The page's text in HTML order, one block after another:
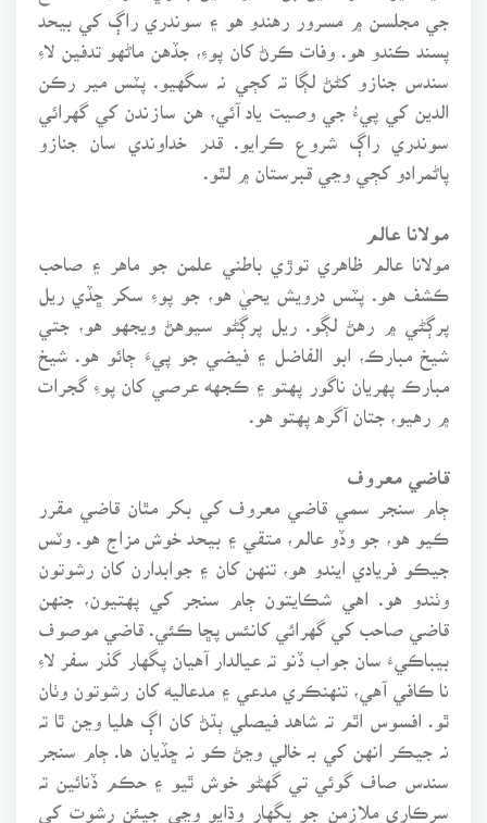
جي مجلسن ۾ مسرور رهندو هو ۽ سوندري راڳ کي بيحد
پسند ڪندو هو. وفات ڪرڻ کان پوءِ، جڏهن ماڻهو تدفين لاءِ
سندس جنازو کڻڻ لڳا تہ کڄي نہ سگهيو. پٽس مير رڪن
الدين کي پيءُ جي وصيت ياد آئي، هن سازندن کي گهرائي
سوندري راڳ شروع ڪرايو. قدر خداوندي سان جنازو
پاڻمرادو کڄي وڃي قبرستان ۾ لٿو.
مولانا عالم
مولانا عالم ظاهري توڙي باطني علمن جو ماهر ۽ صاحب
ڪشف هو. پٽس درويش يحيٰ هو، جو پوءِ سکر ڇڏي ريل
پرڳڻي ۾ رهڻ لڳو. ريل پرڳڻو سيوهڻ ويجهو هو، جتي
شيخ مبارڪ، ابو الفاضل ۽ فيضي جو پيءَ ڄائو هو. شيخ
مبارڪ پهريان ناگور پهتو ۽ ڪجهه عرصي کان پوءِ گجرات
۾ رهيو، جتان آگره پهتو هو.
قاضي معروف
ڄام سنجر سمي قاضي معروف کي بکر مٿان قاضي مقرر
ڪيو هو، جو وڏو عالم، متقي ۽ بيحد خوش مزاج هو. وٽس
جيڪو فريادي ايندو هو، تنهن کان ۽ جوابدارن کان رشوتون
وٺندو هو. اهي شڪايتون ڄام سنجر کي پهتيون، جنهن
قاضي صاحب کي گهرائي کانئس پڇا ڪئي. قاضي موصوف
بيباڪيءَ سان جواب ڏنو تہ عيالدار آهيان پگهار گذر سفر لاءِ
نا ڪافي آهي، تنهنڪري مدعي ۽ مدعاليه کان رشوتون وٺان
ٿو. افسوس اٿم تہ شاهد فيصلي ٻڌڻ کان اڳ هليا وڃن ٿا تہ
نہ جيڪر انهن کي بہ خالي وڃڻ ڪو نہ ڇڏيان ها. ڄام سنجر
سندس صاف گوئي تي گهڻو خوش ٿيو ۽ حڪم ڏنائين تہ
سرڪاري ملازمن جو پگهار وڌايو وڃي جيئن رشوت کي